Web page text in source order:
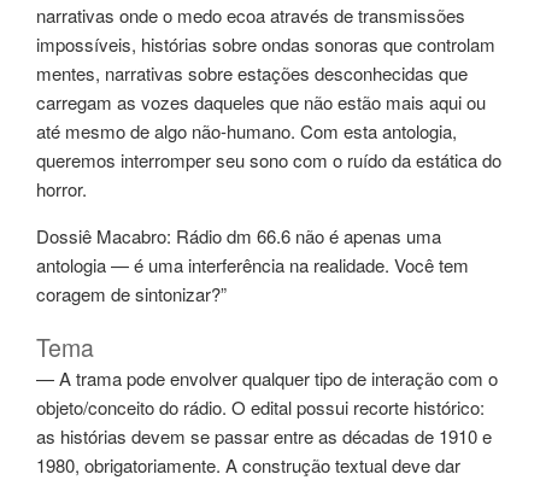
narrativas onde o medo ecoa através de transmissões
impossíveis, histórias sobre ondas sonoras que controlam
mentes, narrativas sobre estações desconhecidas que
carregam as vozes daqueles que não estão mais aqui ou
até mesmo de algo não-humano. Com esta antologia,
queremos interromper seu sono com o ruído da estática do
horror.
Dossiê Macabro: Rádio dm 66.6 não é apenas uma
antologia — é uma interferência na realidade. Você tem
coragem de sintonizar?”
Tema
— A trama pode envolver qualquer tipo de interação com o
objeto/conceito do rádio. O edital possui recorte histórico:
as histórias devem se passar entre as décadas de 1910 e
1980, obrigatoriamente. A construção textual deve dar